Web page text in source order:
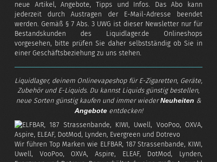
neue Artikel, Angebote, Tipps und Infos. Das Abo kann
jederzeit durch Austragen der E-Mail-Adresse beendet
werden. Gemäß § 7 Abs. 3 UWG ist dieser Newsletter nur für
Bestandskunden des Liquidlager.de Onlineshops
vorgesehen, bitte prüfen Sie daher selbstständig ob Sie in
einer Geschäftsbeziehung zu uns stehen.
Liquidlager, deinem Onlinevapeshop für E-Zigaretten, Geräte,
Zubehör und E-Liquids. Du kannst Liquids günstig bestellen,
neue Sorten günstig kaufen und immer wiederNeuheiten &
Angeboteentdecken!
Wir führen Top Marken wie ELFBAR, 187 Strassenbande, KIWI,
Uwell, VooPoo, OXVA, Aspire, ELEAF, DotMod, Lynden,